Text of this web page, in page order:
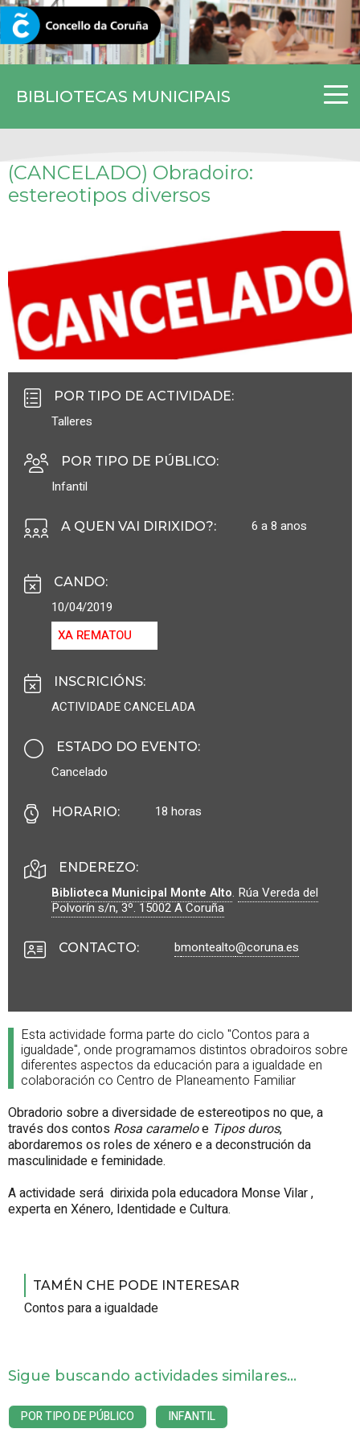
BIBLIOTECAS MUNICIPAIS
CORUNA.GAL
(CANCELADO) Obradoiro:
estereotipos diversos
POR TIPO DE ACTIVIDADE:
Talleres
POR TIPO DE PÚBLICO:
Infantil
A QUEN VAI DIRIXIDO?: 6 a 8 anos
CANDO:
10/04/2019
XA REMATOU
INSCRICIÓNS:
ACTIVIDADE CANCELADA
ESTADO DO EVENTO:
Cancelado
HORARIO: 18 horas
ENDEREZO:
Biblioteca Municipal Monte Alto. Rúa Vereda del
Polvorín s/n, 3º.15002A Coruña
CONTACTO: bmontealto@coruna.es
Esta actividade forma parte do ciclo "Contos para a
igualdade", onde programamos distintos obradoiros sobre
diferentes aspectos da educación para a igualdade en
colaboración co Centro de Planeamento Familiar
Obradorio sobre a diversidade de estereotipos no que, a
través dos contos Rosa carameloe Tipos duros,
abordaremos os roles de xénero e a deconstrución da
masculinidade e feminidade.
A actividade será dirixida pola educadora Monse Vilar ,
experta en Xénero, Identidade e Cultura.
TAMÉN CHE PODE INTERESAR
Contos para a igualdade
Sigue buscando actividades similares...
POR TIPO DE PÚBLICO INFANTIL